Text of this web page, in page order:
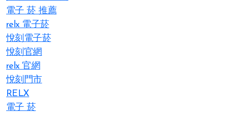
電子 菸 推薦
relx 電子菸
悅刻電子菸
悅刻官網
relx 官網
悅刻門市
RELX
電子 菸